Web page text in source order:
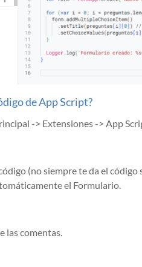
de App Script?
-> Extensiones -> App
(no siempre te da el
el Formulario.
las comentas.